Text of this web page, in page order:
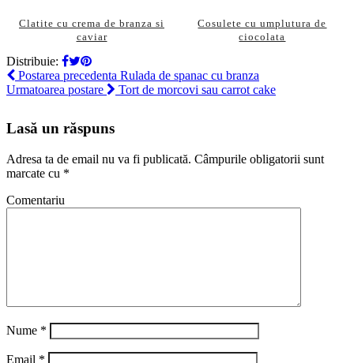
Clatite cu crema de branza si
caviar
Cosulete cu umplutura de
ciocolata
Distribuie:
Postarea precedenta Rulada de spanac cu branza
Urmatoarea postare
Tort de morcovi sau carrot cake
Lasă un răspuns
Adresa ta de email nu va fi publicată. Câmpurile obligatorii sunt
marcate cu *
Comentariu
Nume *
Email *